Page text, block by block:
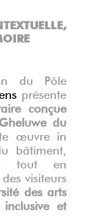
du Pôle
présente
conçue
du
œuvre in
bâtiment,
tout en
visiteurs
des arts
inclusive et